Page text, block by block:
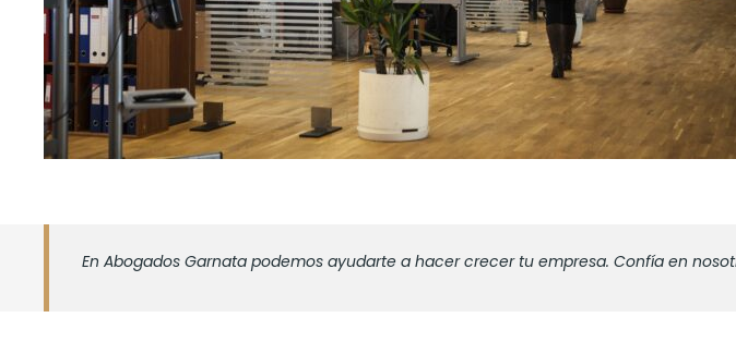
En Abogados Garnata podemos ayudarte a hacer crecer tu empresa. Confía en